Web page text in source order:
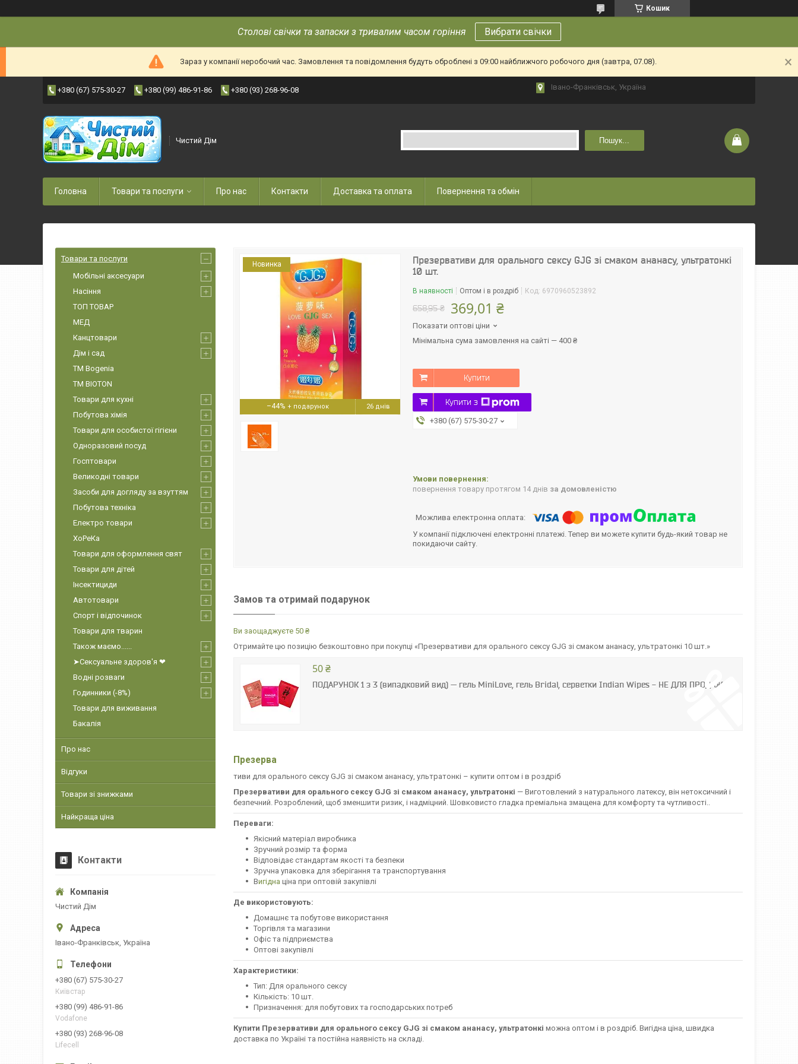
Кошик
Столові свічки та запаски з тривалим часом горіння Вибрати свічки
Зараз у компанії неробочий час. Замовлення та повідомлення будуть оброблені з 09:00 найближчого робочого дня (завтра, 07.08).
+380 (67) 575-30-27 +380 (99) 486-91-86 +380 (93) 268-96-08 Івано-Франківськ, Україна
Чистий Дім Пошук...
Головна Товари та послуги Про нас Контакти Доставка та оплата Повернення та обмін
–44% 26 днів
Новинка
Презервативи для орального сексу GJG зі смаком ананасу, ультратонкі
10 шт.
В наявності Оптом і в роздріб Код: 6970960523892
658,95 ₴ 369,01 ₴
Показати оптові ціни
Мінімальна сума замовлення на сайті — 400 ₴
Купити
Купити з
+380 (67) 575-30-27
повернення товару протягом 14 днів за домовленістю
У компанії підключені електронні платежі. Тепер ви можете купити будь-який товар не
покидаючи сайту.
Замов та отримай подарунок
Ви заощаджуєте 50 ₴
Отримайте цю позицію безкоштовно при покупці «Презервативи для орального сексу GJG зі смаком ананасу, ультратонкі 10 шт.»
50 ₴
ПОДАРУНОК 1 з 3 (випадковий вид) — гель MiniLove, гель Bridal, серветки Indian Wipes - НЕ ДЛЯ ПРОДАЖУ
Презерва
тиви для орального сексу GJG зі смаком ананасу, ультратонкі – купити оптом і в роздріб
Презервативи для орального сексу GJG зі смаком ананасу, ультратонкі — Виготовлений з натурального латексу, він нетоксичний і
безпечний. Розроблений, щоб зменшити ризик, і надміцний. Шовковисто гладка преміальна змащена для комфорту та чутливості..
Переваги:
Якісний матеріал виробника
Зручний розмір та форма
Відповідає стандартам якості та безпеки
Зручна упаковка для зберігання та транспортування
Вигідна ціна при оптовій закупівлі
Де використовують:
Домашнє та побутове використання
Торгівля та магазини
Офіс та підприємства
Оптові закупівлі
Характеристики:
Тип: Для орального сексу
Кількість: 10 шт.
Призначення: для побутових та господарських потреб
Купити Презервативи для орального сексу GJG зі смаком ананасу, ультратонкі можна оптом і в роздріб. Вигідна ціна, швидка
доставка по Україні та постійна наявність на складі.
Товари та послуги
Мобільні аксесуари
Насіння
ТОП ТОВАР
МЕД
Канцтовари
Дім і сад
ТМ Bogenia
ТМ BIOTON
Товари для кухні
Побутова хімія
Товари для особистої гігієни
Одноразовий посуд
Госптовари
Великодні товари
Засоби для догляду за взуттям
Побутова техніка
Електро товари
ХоРеКа
Товари для оформлення свят
Товари для дітей
Інсектициди
Автотовари
Спорт і відпочинок
Товари для тварин
Також маємо......
➤Сексуальне здоров'я ❤
Водні розваги
Годинники (-8%)
Товари для виживання
Бакалія
Про нас
Відгуки
Товари зі знижками
Найкраща ціна
Контакти
Чистий Дім
Івано-Франківськ, Україна
+380 (67) 575-30-27
Київстар
+380 (99) 486-91-86
Vodafone
+380 (93) 268-96-08
Lifecell